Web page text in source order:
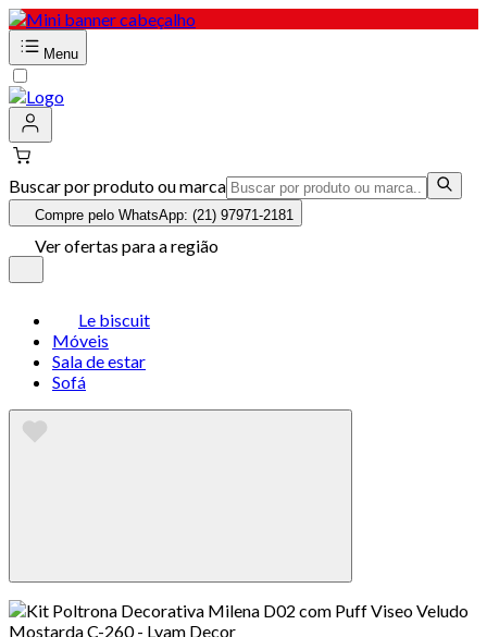
Menu
Buscar por produto ou marca
Compre pelo WhatsApp: (21) 97971-2181
Ver ofertas para a região
Le biscuit
Móveis
Sala de estar
Sofá